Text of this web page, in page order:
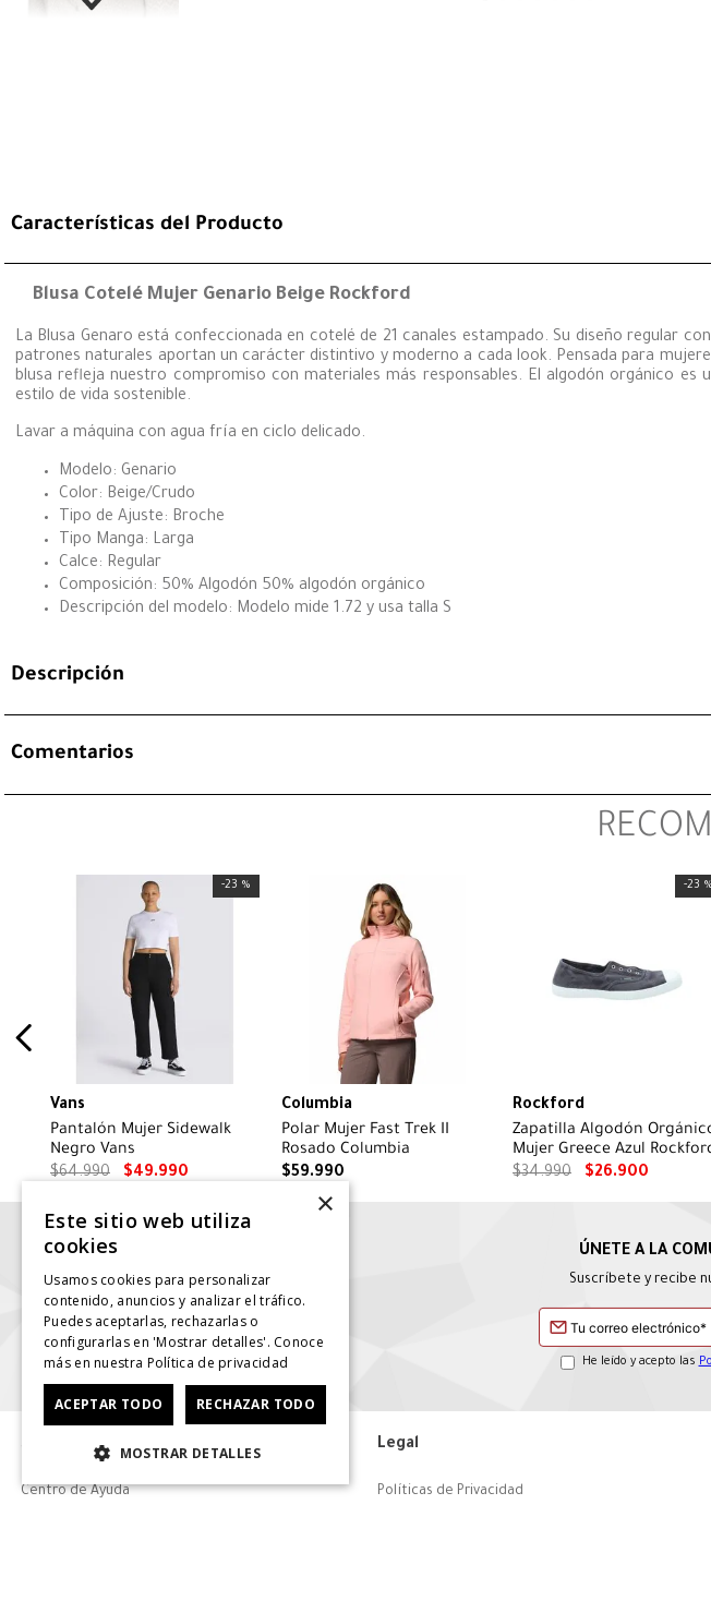
Características del Producto
Blusa Cotelé Mujer Genario Beige Rockford
La Blusa Genaro está confeccionada en cotelé de 21 canales estampado. Su diseño regular
patrones naturales aportan un carácter distintivo y moderno a cada look. Pensada para
blusa refleja nuestro compromiso con materiales más responsables. El algodón orgánico es
estilo de vida sostenible.
Lavar a máquina con agua fría en ciclo delicado.
Modelo: Genario
Color: Beige/Crudo
Tipo de Ajuste: Broche
Tipo Manga: Larga
Calce: Regular
Composición: 50% Algodón 50% algodón orgánico
Descripción del modelo: Modelo mide 1.72 y usa talla S
Descripción
Comentarios
-23 %
Vans
Pantalón Mujer Sidewalk
Negro Vans
$64.990 $49.990
Columbia
Polar Mujer Fast Trek II
Rosado Columbia
$59.990
-23 %
Rockford
Zapatilla Algodón
Mujer Greece Azul
$34.990 $26.900
Suscríbete y recibe
He leído y acepto las
Servicio al consumidor
Centro de Ayuda
Legal
Políticas de Privacidad
×
Este sitio web utiliza
cookies
Usamos cookies para personalizar
contenido, anuncios y analizar el tráfico.
Puedes aceptarlas, rechazarlas o
configurarlas en 'Mostrar detalles'. Conoce
más en nuestra Política de privacidad
ACEPTAR TODO RECHAZAR TODO
MOSTRAR DETALLES